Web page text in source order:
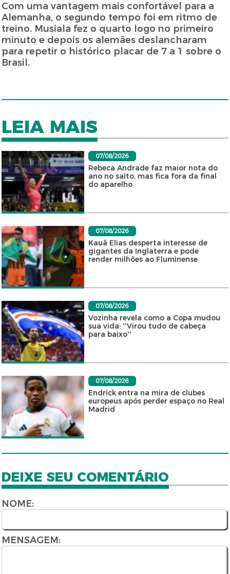
Com uma vantagem mais confortável para a
Alemanha, o segundo tempo foi em ritmo de
treino. Musiala fez o quarto logo no primeiro
minuto e depois os alemães deslancharam
para repetir o histórico placar de 7 a 1 sobre o
Brasil.
LEIA MAIS
07/08/2026
Rebeca Andrade faz maior nota do
ano no salto, mas fica fora da final
do aparelho
07/08/2026
Kauã Elias desperta interesse de
gigantes da Inglaterra e pode
render milhões ao Fluminense
07/08/2026
Vozinha revela como a Copa mudou
sua vida: ''Virou tudo de cabeça
para baixo''
07/08/2026
Endrick entra na mira de clubes
europeus após perder espaço no Real
Madrid
DEIXE SEU COMENTÁRIO
NOME:
MENSAGEM: